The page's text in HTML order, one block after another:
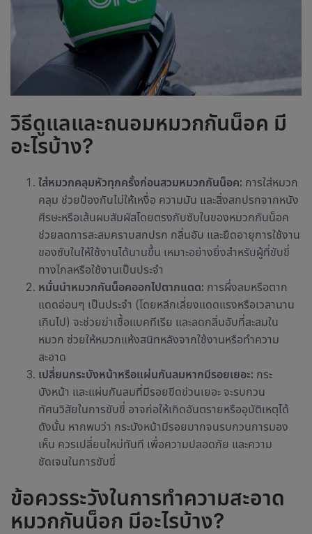
วิธีดูแลและถนอมหมวกกันน็อค มี
อะไรบ้าง?
ใส่หมวกคลุมหัวทุกครั้งก่อนสวมหมวกกันน็อค: การใส่หมวก
คลุม ช่วยป้องกันไม่ให้เหงื่อ ความมัน และสิ่งสกปรกจากหนัง
ศีรษะหรือเส้นผมสัมผัสโดยตรงกับซับในของหมวกกันน็อค
ช่วยลดการสะสมคราบสกปรก กลิ่นอับ และยืดอายุการใช้งาน
ของซับในให้ใช้งานได้นานขึ้น เหมาะอย่างยิ่งสำหรับผู้ที่ขับขี่
ทางไกลหรือใช้งานเป็นประจำ
หมั่นนำหมวกกันน็อคออกไปตากแดด: การผึ่งลมหรือตาก
แดดอ่อนๆ เป็นประจำ (โดยหลีกเลี่ยงแดดแรงหรือเวลานาน
เกินไป) จะช่วยฆ่าเชื้อแบคทีเรีย และลดกลิ่นอับที่สะสมใน
หมวก ช่วยให้หมวกแห้งสนิทหลังจากใช้งานหรือทำความ
สะอาด
เปลี่ยนกระบังหน้าหรือแผ่นกันลมหากมีรอยเยอะ: กระ
บังหน้า และแผ่นกันลมที่มีรอยขีดข่วนเยอะ จะรบกวน
ทัศนวิสัยในการขับขี่ อาจก่อให้เกิดอันตรายหรืออุบัติเหตุได้
ดังนั้น หากพบว่า กระบังหน้ามีรอยมากจนรบกวนการมอง
เห็น ควรเปลี่ยนใหม่ทันที เพื่อความปลอดภัย และความ
ชัดเจนในการขับขี่
ข้อควรระวังในการทำความสะอาด
หมวกกันน็อก มีอะไรบ้าง?